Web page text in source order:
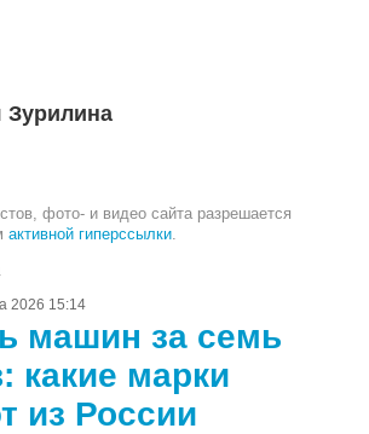
фото- и видео сайта разрешается
активной гиперссылки
2026 15:14
машин за семь
какие марки
из России